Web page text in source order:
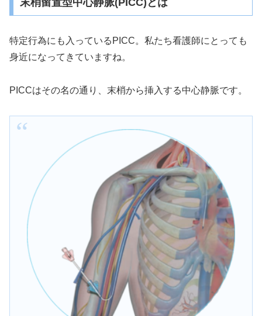
末梢留置型中心静脈(PICC)とは
特定行為にも入っているPICC。私たち看護師にとっても
身近になってきていますね。
PICCはその名の通り、末梢から挿入する中心静脈です。